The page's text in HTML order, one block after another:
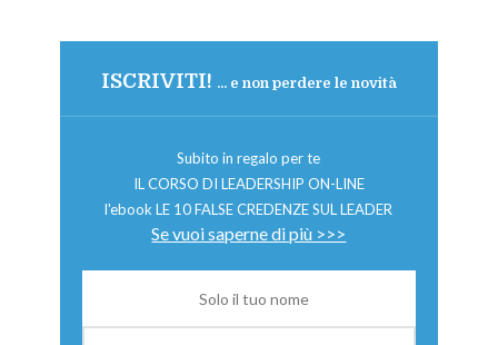
ISCRIVITI! ... e non perdere le novità
Subito in regalo per te
IL CORSO DI LEADERSHIP ON-LINE
l'ebook LE 10 FALSE CREDENZE SUL LEADER
Se vuoi saperne di più >>>